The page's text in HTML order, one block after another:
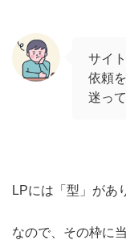
サイ
依頼
迷っ
LPには「型」があ
なので、その枠に